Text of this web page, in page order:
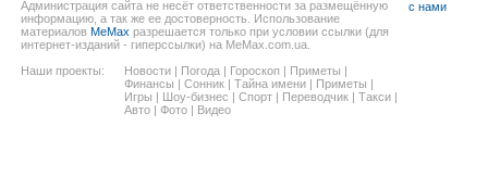
Администрация сайта не несёт ответственности за размещённую
информацию, а так же ее достоверность. Использование
материалов MeMax разрешается только при условии ссылки (для
интернет-изданий - гиперссылки) на MeMax.com.ua.
Наши проекты:
Новости | Погода | Гороскоп | Приметы |
Финансы | Сонник | Тайна имени | Приметы |
Игры | Шоу-бизнес | Спорт | Переводчик | Такси |
Авто | Фото | Видео
с нами